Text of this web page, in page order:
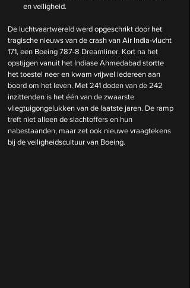
en veiligheid.
De luchtvaartwereld werd opgeschrikt door het
tragische nieuws van de crash van Air India-vlucht
171, een Boeing 787-8 Dreamliner. Kort na het
opstijgen vanuit het Indiase Ahmedabad stortte
het toestel neer en kwam vrijwel iedereen aan
boord om het leven. Met 241 doden van de 242
inzittenden is het één van de zwaarste
vliegtuigongelukken van de laatste jaren. De ramp
treft niet alleen de slachtoffers en hun
nabestaanden, maar zet ook nieuwe vraagtekens
bij de veiligheidscultuur van Boeing.